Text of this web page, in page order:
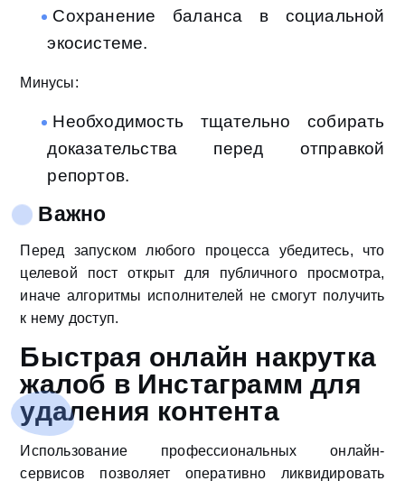
Сохранение баланса в социальной
экосистеме.
Минусы:
Необходимость тщательно собирать
доказательства перед отправкой
репортов.
Важно
Перед запуском любого процесса убедитесь, что
целевой пост открыт для публичного просмотра,
иначе алгоритмы исполнителей не смогут получить
к нему доступ.
Быстрая онлайн накрутка
жалоб в Инстаграмм для
удаления контента
Использование профессиональных онлайн-
сервисов позволяет оперативно ликвидировать